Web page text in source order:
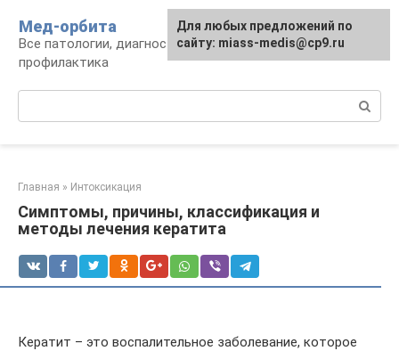
контенту
Мед-орбита
Все патологии, диагностика, лечение,
профилактика
Главная » Интоксикация
Симптомы, причины, классификация и
методы лечения кератита
Кератит – это воспалительное заболевание, которое
Для любых предложений по
сайту: miass-medis@cp9.ru